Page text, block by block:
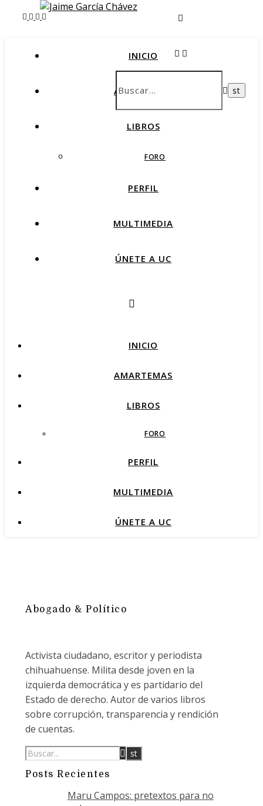
INICIO
AMARTEMAS
LIBROS
FORO
PERFIL
MULTIMEDIA
ÚNETE A UC
INICIO
AMARTEMAS
LIBROS
FORO
PERFIL
MULTIMEDIA
ÚNETE A UC
Abogado & Político
Activista ciudadano, escritor y periodista
chihuahuense. Milita desde joven en la
izquierda democrática y es partidario del
Estado de derecho. Autor de varios libros
sobre corrupción, transparencia y rendición
de cuentas.
Posts Recientes
Maru Campos: pretextos para no